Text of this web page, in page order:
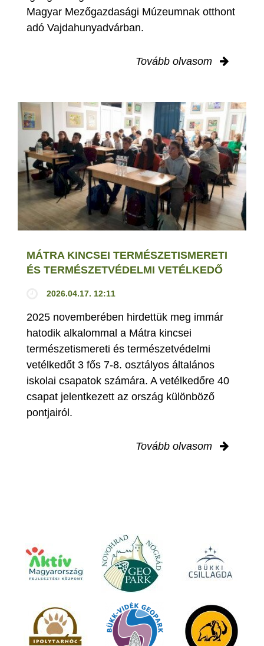
Magyar Mezőgazdasági Múzeumnak otthont
adó Vajdahunyadvárban.
Tovább olvasom
MÁTRA KINCSEI TERMÉSZETISMERETI
ÉS TERMÉSZETVÉDELMI VETÉLKEDŐ
2026.04.17. 12:11
2025 novemberében hirdettük meg immár
hatodik alkalommal a Mátra kincsei
természetismereti és természetvédelmi
vetélkedőt 3 fős 7-8. osztályos általános
iskolai csapatok számára. A vetélkedőre 40
csapat jelentkezett az ország különböző
pontjairól.
Tovább olvasom